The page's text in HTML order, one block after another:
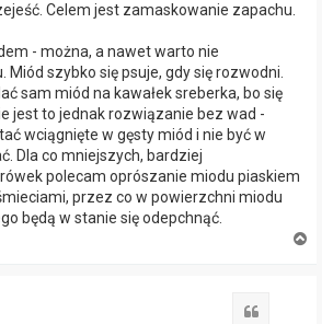
Celem jest zamaskowanie zapachu.
- można, a nawet warto nie
szybko się psuje, gdy się rozwodni.
sam miód na kawałek sreberka, bo się
jest to jednak rozwiązanie bez wad -
wciągnięte w gęsty miód i nie być w
Dla co mniejszych, bardziej
polecam oprószanie miodu piaskiem
przez co w powierzchni miodu
będą w stanie się odepchnąć.